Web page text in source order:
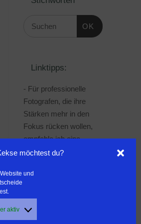
möchtest du?
und
aktiv
OK
Linktipps:
- Für professionelle
Fotografen, die ihre
Stärken mehr in den
Fokus rücken wollen,
empfehle ich eine
Beratung durch Frau
Wanderfreak.de